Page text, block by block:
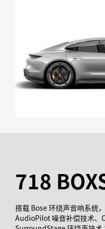
718
搭载 Bose 环绕声音响系统
AudioPilot 噪音补偿技术、